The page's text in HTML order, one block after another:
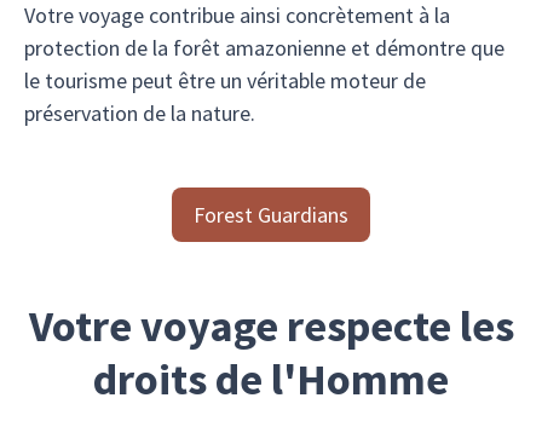
Votre voyage contribue ainsi concrètement à la
protection de la forêt amazonienne et démontre que
le tourisme peut être un véritable moteur de
préservation de la nature.
Forest Guardians
Votre voyage respecte les
droits de l'Homme